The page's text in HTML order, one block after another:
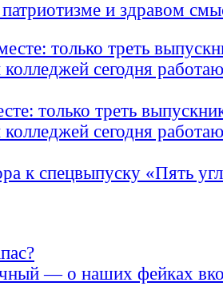
и здравом
только треть
колледжей сегодня
к спецвыпуску «Пять
— о наших фейках